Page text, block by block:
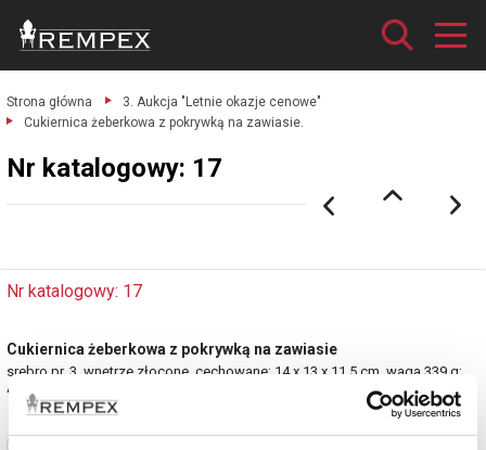
Strona główna
3. Aukcja "Letnie okazje cenowe"
Cukiernica żeberkowa z pokrywką na zawiasie.
Nr katalogowy: 17
Nr katalogowy: 17
Cukiernica żeberkowa z pokrywką na zawiasie
srebro pr. 3, wnętrze złocone, cechowane; 14 x 13 x 11,5 cm, waga 339 g;
Austria, Wiedeń, złotnik nieokreślony, ok. 1915.